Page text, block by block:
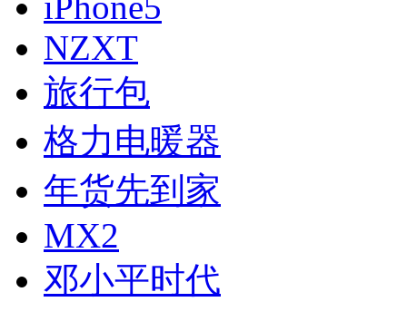
NZXT
旅行包
格力电暖器
年货先到家
MX2
邓小平时代